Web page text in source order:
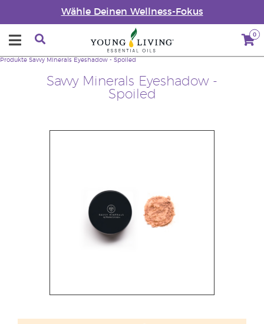
Wähle Deinen Wellness-Fokus
0
Savvy Minerals Eyeshadow -
Spoiled
Produkte Savvy Minerals Eyeshadow - Spoiled